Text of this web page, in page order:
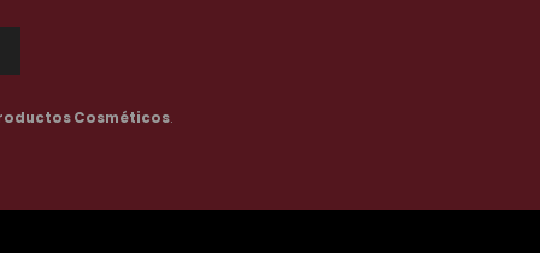
Cosméticos.